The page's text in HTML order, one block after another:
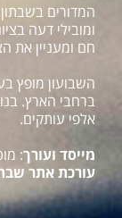
המדורים
ומובילי דעה
חם ומעניין את
ברחבי הארץ.
אלפי עותקים.
מייסד ועורך:
עורכת אתר